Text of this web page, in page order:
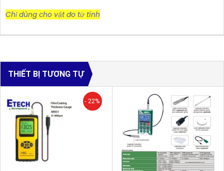
Chỉ dùng cho vật đo từ tính
THIẾT BỊ TƯƠNG TỰ
- 22%